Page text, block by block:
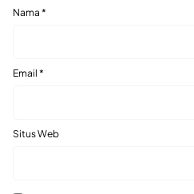
Nama *
Email *
Situs Web